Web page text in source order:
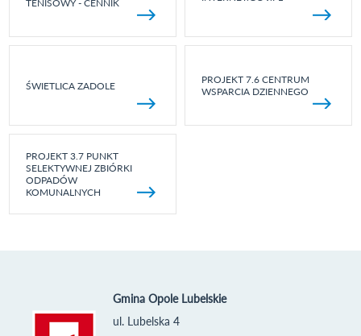
TENISOWY - CENNIK
ŚWIETLICA ZADOLE
PROJEKT 7.6 CENTRUM
WSPARCIA DZIENNEGO
PROJEKT 3.7 PUNKT
SELEKTYWNEJ ZBIÓRKI
ODPADÓW
KOMUNALNYCH
Gmina Opole Lubelskie
ul. Lubelska 4